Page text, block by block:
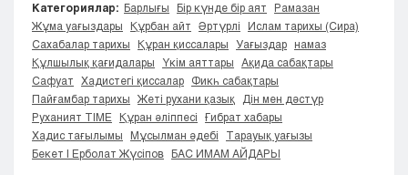
Кокшетау
Костанай
Кызылорда
Павлодар
Петропавловск
Семей
Талдыкорган
Категориялар: Барлығы Бір күнде бір аят
Рамазан
Жұма уағыздары
Құрбан айт Әртүрлі
Ислам тарихы (Сира)
Сахабалар тарихы
Құран қиссалары Уағыздар
намаз
Құлшылық қағидалары
Үкім аяттары
Ақида сабақтары
Сафуат
Хадистегі қиссалар
Фикһ сабақтары
Пайғамбар тарихы
Жеті рухани қазық
Дін мен дәстүр
Руханият TIME
Құран әліппесі
Ғибрат хабары
Хадис тағылымы
Мұсылман әдебі
Тарауық уағызы
Бекет | Ерболат Жүсіпов
БАС ИМАМ АЙДАРЫ